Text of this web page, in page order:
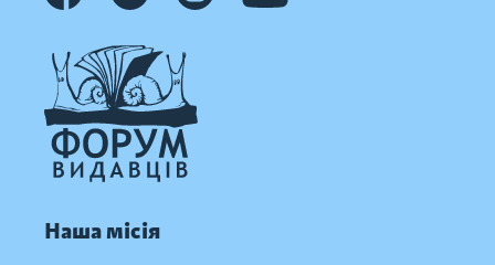
Наша місія